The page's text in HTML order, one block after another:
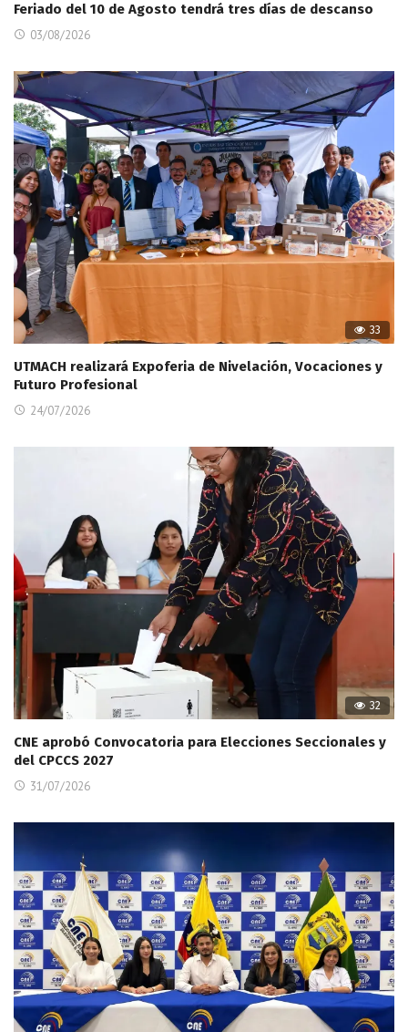
Feriado del 10 de Agosto tendrá tres días de descanso
03/08/2026
33
UTMACH realizará Expoferia de Nivelación, Vocaciones y
Futuro Profesional
24/07/2026
32
CNE aprobó Convocatoria para Elecciones Seccionales y
del CPCCS 2027
31/07/2026